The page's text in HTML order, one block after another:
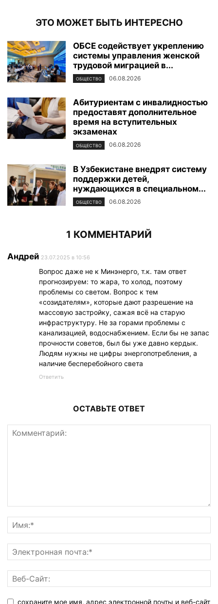
ЭТО МОЖЕТ БЫТЬ ИНТЕРЕСНО
ОБСЕ содействует укреплению
системы управления женской
трудовой миграцией в...
ОБЩЕСТВО 06.08.2026
Абитуриентам с инвалидностью
предоставят дополнительное
время на вступительных
экзаменах
ОБЩЕСТВО 06.08.2026
В Узбекистане внедрят систему
поддержки детей,
нуждающихся в специальном...
ОБЩЕСТВО 06.08.2026
1 КОММЕНТАРИЙ
Андрей 23.07.2025 в 10:56
Вопрос даже не к Минэнерго, т.к. там ответ
прогнозируем: то жара, то холод, поэтому
проблемы со светом. Вопрос к тем
«созидателям», которые дают разрешение на
массовую застройку, сажая всё на старую
инфраструктуру. Не за горами проблемы с
канализацией, водоснабжением. Если бы не запас
прочности советов, был бы уже давно кердык.
Людям нужны не цифры энергопотребления, а
наличие бесперебойного света
Ответить
ОСТАВЬТЕ ОТВЕТ
сохраните мое имя, адрес электронной почты и веб-сайт